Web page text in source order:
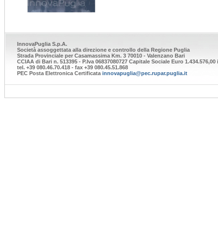
InnovaPuglia S.p.A.
Società assoggettata alla direzione e controllo della Regione Puglia
Strada Provinciale per Casamassima Km. 3 70010 - Valenzano Bari
CCIAA di Bari n. 513395 - P.Iva 06837080727 Capitale Sociale Euro
tel. +39 080.46.70.418 - fax +39 080.45.51.868
PEC Posta Elettronica Certificata innovapuglia@pec.rupar.puglia.it